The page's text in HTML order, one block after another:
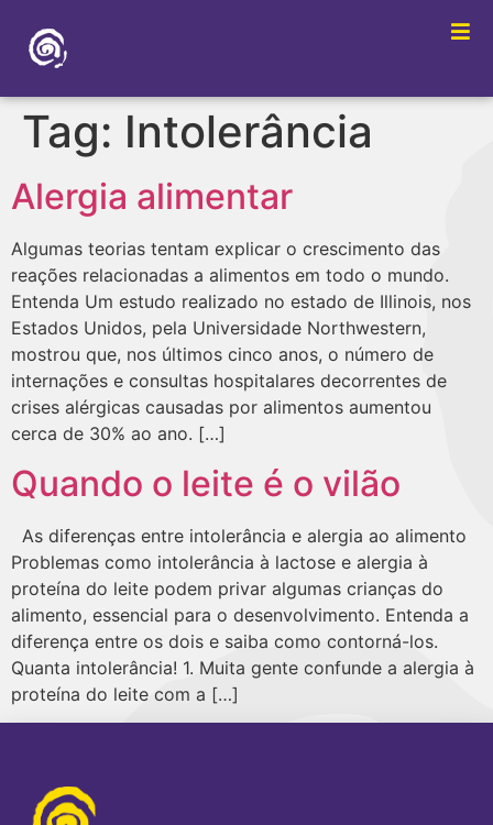
Tag: Intolerância
Alergia alimentar
Algumas teorias tentam explicar o crescimento das
reações relacionadas a alimentos em todo o mundo.
Entenda Um estudo realizado no estado de Illinois, nos
Estados Unidos, pela Universidade Northwestern,
mostrou que, nos últimos cinco anos, o número de
internações e consultas hospitalares decorrentes de
crises alérgicas causadas por alimentos aumentou
cerca de 30% ao ano. […]
Quando o leite é o vilão
As diferenças entre intolerância e alergia ao alimento
Problemas como intolerância à lactose e alergia à
proteína do leite podem privar algumas crianças do
alimento, essencial para o desenvolvimento. Entenda a
diferença entre os dois e saiba como contorná-los.
Quanta intolerância! 1. Muita gente confunde a alergia à
proteína do leite com a […]